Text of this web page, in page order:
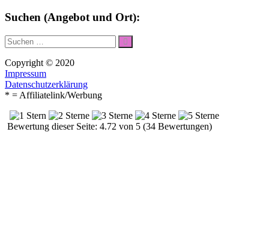
Suchen (Angebot und Ort):
Suche
nach:
Suchen
Copyright © 2020
Impressum
Datenschutzerklärung
* = Affiliatelink/Werbung
Bewertung dieser Seite: 4.72 von 5 (34 Bewertungen)